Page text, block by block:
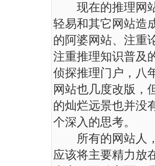
现在的推理网站
轻易和其它网站造
的阿婆网站、注重
注重推理知识普及
侦探推理门户，八
网站也几度改版，
的灿烂远景也并没
个深入的思考。
所有的网站人，
应该将主要精力放